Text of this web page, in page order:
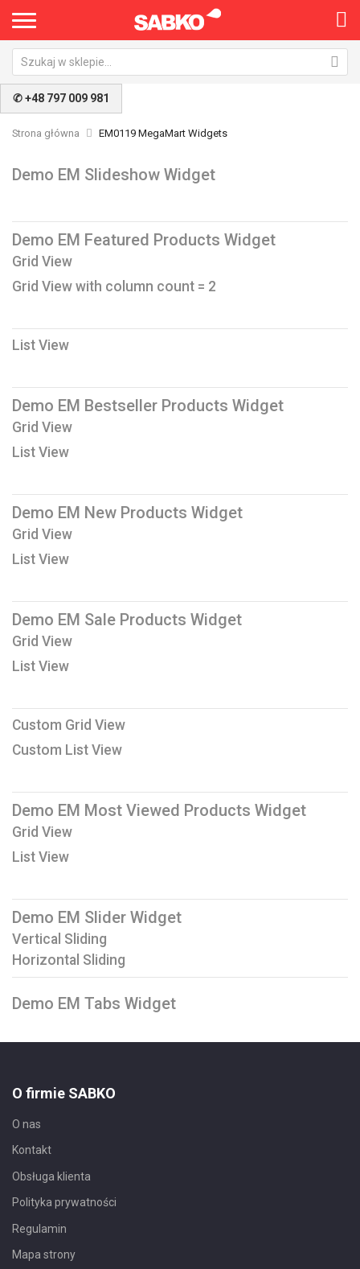
✆ +48 797 009 981
Strona główna EM0119 MegaMart Widgets
Demo EM Slideshow Widget
Demo EM Featured Products Widget
Grid View
Grid View with column count = 2
List View
Demo EM Bestseller Products Widget
Grid View
List View
Demo EM New Products Widget
Grid View
List View
Demo EM Sale Products Widget
Grid View
List View
Custom Grid View
Custom List View
Demo EM Most Viewed Products Widget
Grid View
List View
Demo EM Slider Widget
Vertical Sliding
Horizontal Sliding
Demo EM Tabs Widget
O firmie SABKO
O nas
Kontakt
Obsługa klienta
Polityka prywatności
Regulamin
Mapa strony